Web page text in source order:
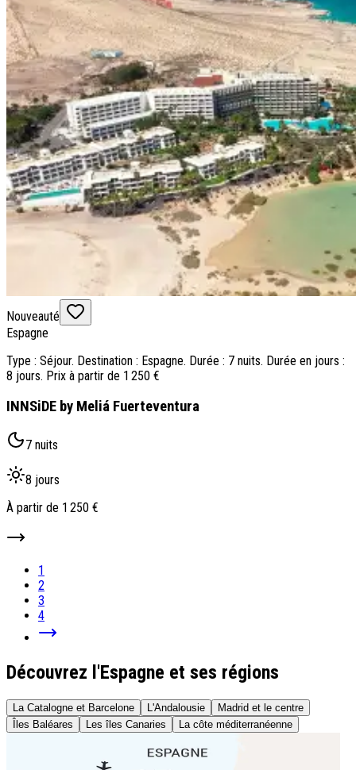
Nouveauté
Espagne
Type : Séjour. Destination : Espagne. Durée : 7 nuits. Durée en jours :
8 jours. Prix à partir de 1 250 €
INNSiDE by Meliá Fuerteventura
7 nuits
8 jours
À partir de 1 250 €
1
2
3
4
Découvrez l'Espagne et ses régions
La Catalogne et Barcelone L'Andalousie
Madrid et le centre
Îles Baléares
Les îles Canaries La côte méditerranéenne